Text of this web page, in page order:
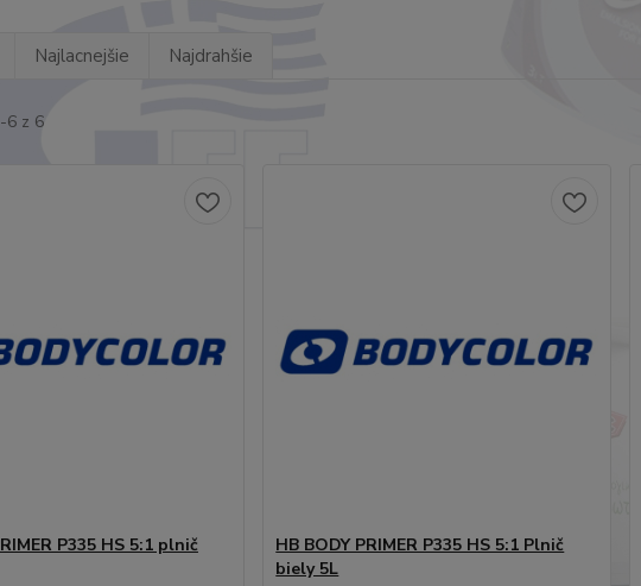
Najlacnejšie Najdrahšie
6 z 6
P335 HS 5:1 plnič
HB BODY PRIMER P335 HS 5:1 Plnič
biely 5L